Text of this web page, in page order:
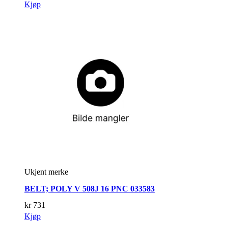
Kjøp
Ukjent merke
BELT; POLY V 508J 16 PNC 033583
kr731
Kjøp